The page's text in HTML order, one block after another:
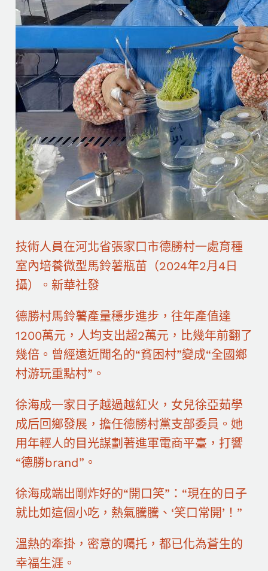
技術人員在河北省張家口市德勝村一處育種
室內培養微型馬鈴薯瓶苗（2024年2月4日
攝）。新華社發
德勝村馬鈴薯產量穩步進步，往年產值達
1200萬元，人均支出超2萬元，比幾年前翻了
幾倍。曾經遠近聞名的“貧困村”變成“全國鄉
村游玩重點村”。
徐海成一家日子越過越紅火，女兒徐亞茹學
成后回鄉發展，擔任德勝村黨支部委員。她
用年輕人的目光謀劃著進軍電商平臺，打響
“德勝brand”。
徐海成端出剛炸好的“開口笑”：“現在的日子
就比如這個小吃，熱氣騰騰、‘笑口常開’！”
溫熱的牽掛，密意的囑托，都已化為蒼生的
幸福生涯。